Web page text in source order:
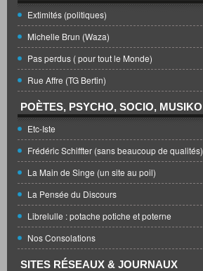
Extimités (politiques)
Michelle Brun (Waza)
Pas perdus ( pour tout le Monde)
Rue Affre (TG Bertin)
POÈTES, PSYCHO, SOCIO, MUSIKO
Etc-Iste
Frédéric Schiffter (sans beaucoup de qualités)
La Main de Singe (un site au poil)
La Pensée du Discours
Librelulle : potache potiche et poterne
Nos Consolations
SITES RÉSEAUX & JOURNAUX